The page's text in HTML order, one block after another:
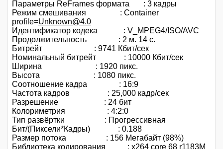
Параметры ReFrames формата : 3 кадры
Режим смешивания : Container
profile=Unknown@4.0
Идентификатор кодека : V_MPEG4/ISO/AVC
Продолжительность : 2 м. 14 с.
Битрейт : 9741 Кбит/сек
Номинальный битрейт : 10000 Кбит/сек
Ширина : 1920 пикс.
Высота : 1080 пикс.
Соотношение кадра : 16:9
Частота кадров : 25,000 кадр/сек
Разрешение : 24 бит
Колориметрия : 4:2:0
Тип развёртки : Прогрессивная
Бит/(Пиксели*Кадры) : 0.188
Размер потока : 156 Мегабайт (98%)
Библиотека кодирования : x264 core 68 r1183M